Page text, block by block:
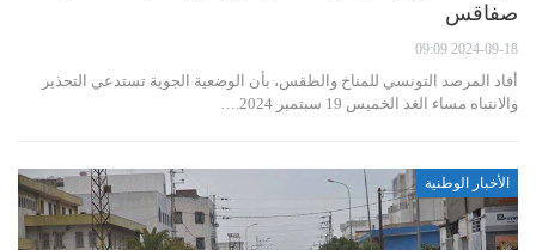
صفاقس
2024-09-18 09:09
أفاد المرصد التونسي للمناخ والطقس، بأن الوضعية الجوية تستدعي التحذير
والانتباه مساء الغد الخميس 19 سبتمبر 2024.…
الأخبار الوطنية